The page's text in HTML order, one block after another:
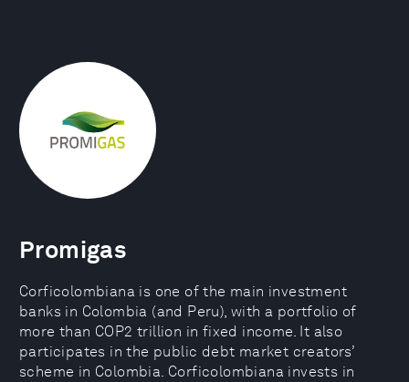
Promigas
Corficolombiana is one of the main investment
banks in Colombia (and Peru), with a portfolio of
more than COP2 trillion in fixed income. It also
participates in the public debt market creators’
scheme in Colombia. Corficolombiana invests in